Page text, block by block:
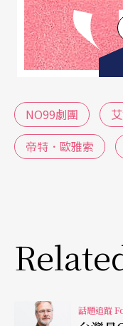
NO99不限定創作
術作品。以團名
作品一路倒數，
的範疇。
放眼NO99的創作
臉上流出，讓講
《仲夏夜之夢》
NO99劇團
帝特．歐雅索
話題追蹤